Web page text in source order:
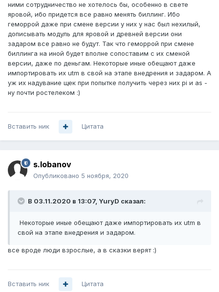
ними сотрудничество не хотелось бы, особенно в свете
яровой, ибо придется все равно менять биллинг. Ибо
геморрой даже при смене версии у них у нас был нехилый,
дописывать модуль для яровой и древней версии они
задаром все равно не будут. Так что геморрой при смене
биллинга на иной будет вполне сопоставим с их сменой
версии, даже по деньгам. Некоторые иные обещают даже
импортировать их utm в свой на этапе внедрения и задаром. А
уж их надувание щек при попытке получить через них pi и as -
ну почти ростелеком :)
Вставить ник Цитата
s.lobanov
Опубликовано 5 ноября, 2020
В 03.11.2020 в 13:07, YuryD сказал:
Некоторые иные обещают даже импортировать их utm в
свой на этапе внедрения и задаром.
все вроде люди взрослые, а в сказки верят :)
Вставить ник Цитата